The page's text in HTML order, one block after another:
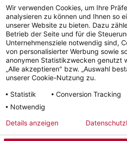
Impressum CGV
Facebook
Instagram
Wir verwenden Cookies, um Ihre
analysieren zu können und Ihnen so
unserer Website zu bieten. Dazu
Betrieb der Seite und für die
Unternehmensziele notwendig sind,
von personalisierter Werbung sowie
anonymen Statistikzwecken genutzt
„Alle akzeptieren" bzw. „Auswahl
unserer Cookie-Nutzung zu.
Statistik
Conversion Tracking
Notwendig
Details anzeigen